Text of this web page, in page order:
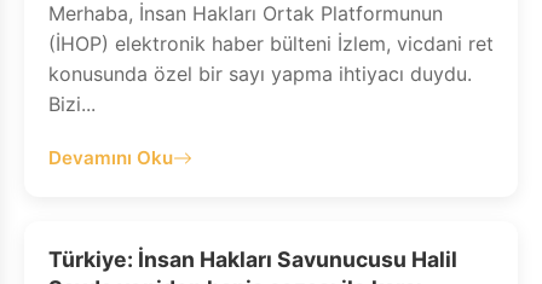
Merhaba, İnsan Hakları Ortak Platformunun
(İHOP) elektronik haber bülteni İzlem, vicdani ret
konusunda özel bir sayı yapma ihtiyacı duydu.
Bizi...
Devamını Oku
Türkiye: İnsan Hakları Savunucusu Halil